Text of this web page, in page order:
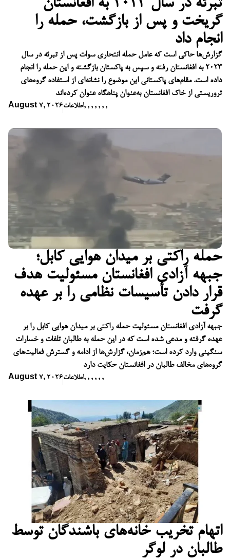
تبرئه در سال ۲۰۲۳ به افغانستان
گریخت و پس از بازگشت، حمله را
انجام داد
گزارش‌ها حاکی است که عامل حمله انتحاری سوات پس از تبرئه در سال
۲۰۲۳ به افغانستان رفته و سپس به پاکستان بازگشته و این حمله را انجام
داده است. مقام‌های پاکستانی این موضوع را نشانه‌ای از استفاده گروه‌های
تروریستی از خاک افغانستان به‌عنوان پناهگاه عنوان کرده‌اند
August 7, 2026اطلاعات, , , , , , ,
حمله راکتی بر میدان هوایی کابل؛
جبهه آزادی افغانستان مسئولیت هدف
قرار دادن تأسیسات نظامی را بر عهده
گرفت
جبهه آزادی افغانستان مسئولیت حمله راکتی بر میدان هوایی کابل را بر
عهده گرفته و مدعی شده است که در این حمله به طالبان تلفات و خسارات
سنگینی وارد کرده است؛ هم‌زمان، گزارش‌ها از ادامه و گسترش فعالیت‌های
گروه‌های مخالف طالبان در افغانستان حکایت دارد
August 7, 2026اطلاعات, , , , , ,
اتهام تخریب خانه‌های باشندگان توسط
طالبان در لوگر